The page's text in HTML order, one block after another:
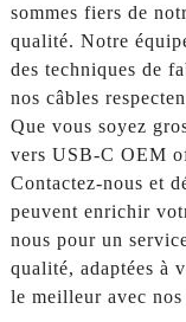
sommes fiers de
qualité. Notre
des techniques de
nos câbles
Que vous soyez
vers USB-C OEM
Contactez-nous et
peuvent enrichir
nous pour un
qualité, adaptées à
le meilleur avec